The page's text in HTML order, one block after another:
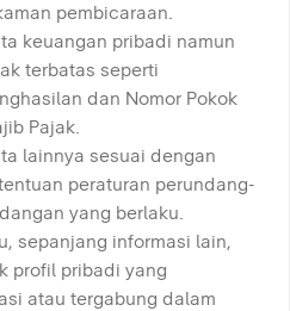
pembicaraan.
keuangan pribadi namun
terbatas seperti
dan Nomor Pokok
Pajak.
lainnya sesuai dengan
peraturan perundang-
yang berlaku.
sepanjang informasi lain,
profil pribadi yang
atau tergabung dalam